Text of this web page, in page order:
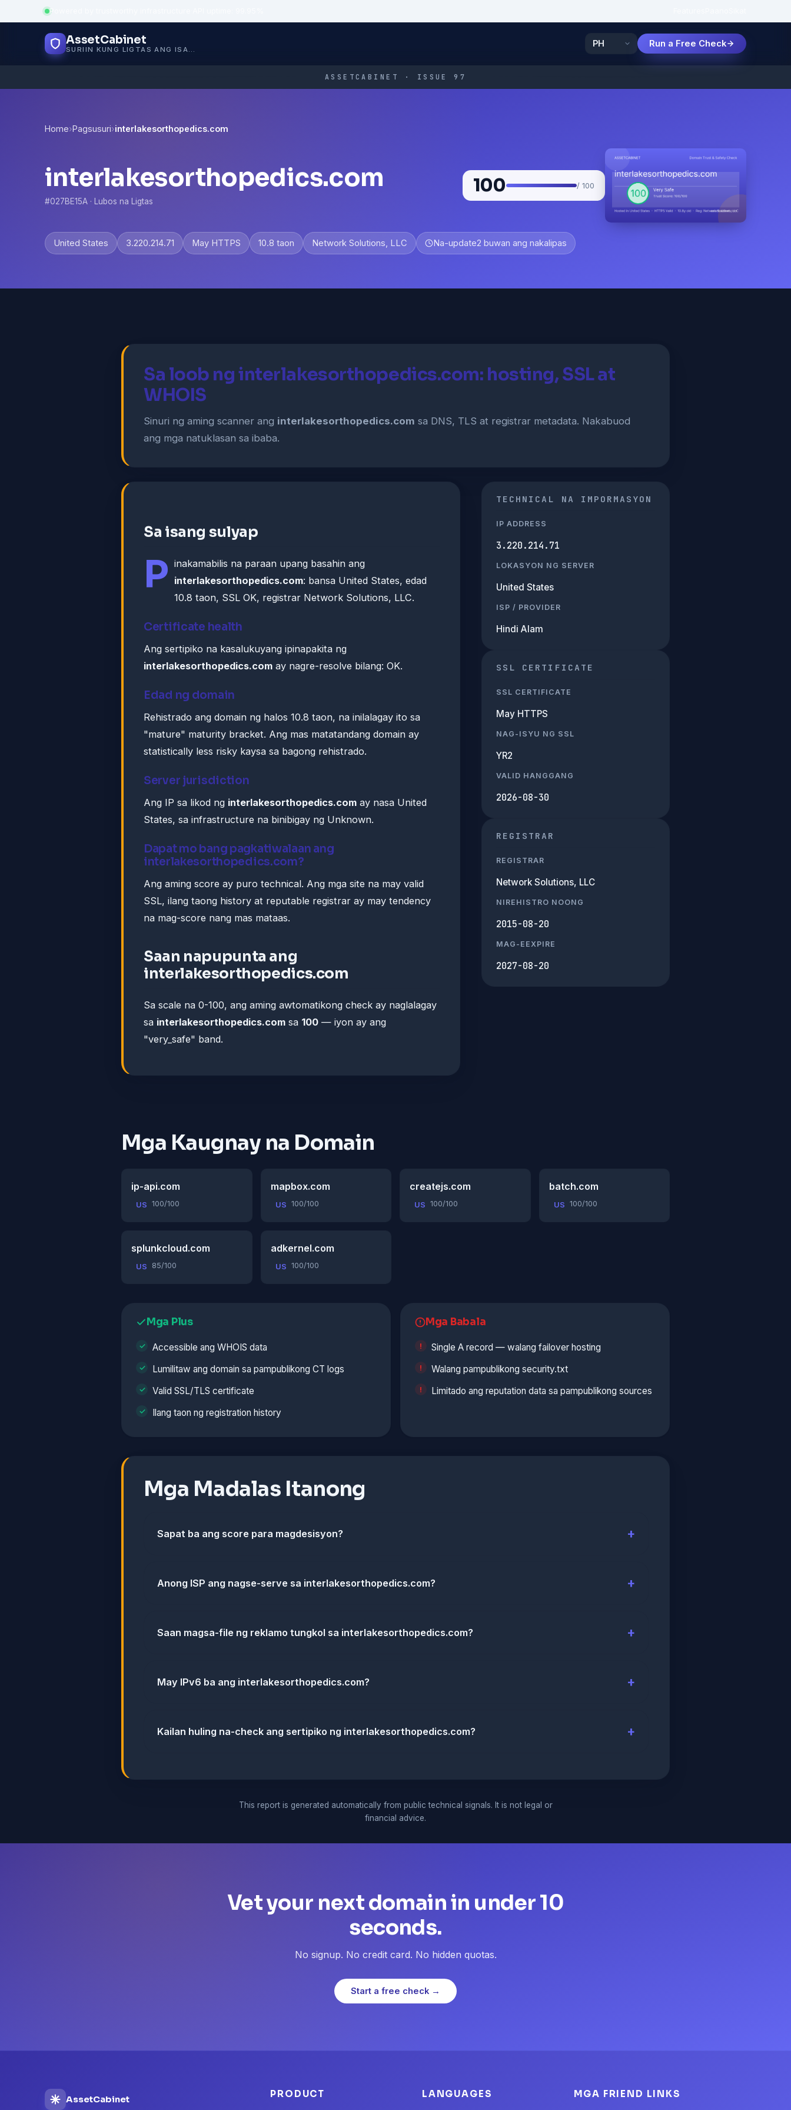
Powered by trustworthy infrastructure
AssetCabinet
SURIIN KUNG LIGTAS ANG ISANG WEBSITE
Run a Free Check
ASSETCABINET · ISSUE 97
Home›Pagsusuri›interlakesorthopedics.com
interlakesorthopedics.com
#027BE15A · Lubos na Ligtas
100 / 100
United States 3.220.214.71 May HTTPS 10.8 taon Network Solutions, LLC Na-update2 buwan ang nakalipas
Sa loob ng interlakesorthopedics.com: hosting, SSL at
WHOIS
Sinuri ng aming scanner ang interlakesorthopedics.com sa DNS, TLS at registrar metadata. Nakabuod
ang mga natuklasan sa ibaba.
Sa isang sulyap
P inakamabilis na paraan upang basahin ang
interlakesorthopedics.com: bansa United States, edad
10.8 taon, SSL OK, registrar Network Solutions, LLC.
Certificate health
Ang sertipiko na kasalukuyang ipinapakita ng
interlakesorthopedics.com ay nagre-resolve bilang: OK.
Edad ng domain
Rehistrado ang domain ng halos 10.8 taon, na inilalagay ito sa
"mature" maturity bracket. Ang mas matatandang domain ay
statistically less risky kaysa sa bagong rehistrado.
Server jurisdiction
Ang IP sa likod ng interlakesorthopedics.com ay nasa United
States, sa infrastructure na binibigay ng Unknown.
Dapat mo bang pagkatiwalaan ang
interlakesorthopedics.com?
Ang aming score ay puro technical. Ang mga site na may valid
SSL, ilang taong history at reputable registrar ay may tendency
na mag-score nang mas mataas.
Saan napupunta ang
interlakesorthopedics.com
Sa scale na 0-100, ang aming awtomatikong check ay naglalagay
sa interlakesorthopedics.com sa 100 — iyon ay ang
"very_safe" band.
TECHNICAL NA IMPORMASYON
IP ADDRESS
3.220.214.71
LOKASYON NG SERVER
United States
ISP / PROVIDER
Hindi Alam
SSL CERTIFICATE
SSL CERTIFICATE
May HTTPS
NAG-ISYU NG SSL
YR2
VALID HANGGANG
2026-08-30
REGISTRAR
REGISTRAR
Network Solutions, LLC
NIREHISTRO NOONG
2015-08-20
MAG-EEXPIRE
2027-08-20
Mga Kaugnay na Domain
ip-api.com
US 100/100
mapbox.com
US 100/100
createjs.com
US 100/100
batch.com
US 100/100
splunkcloud.com
US 85/100
adkernel.com
US 100/100
Mga Plus
Accessible ang WHOIS data
Lumilitaw ang domain sa pampublikong CT logs
Valid SSL/TLS certificate
Ilang taon ng registration history
Mga Babala
Single A record — walang failover hosting
Walang pampublikong security.txt
Limitado ang reputation data sa pampublikong sources
Mga Madalas Itanong
Sapat ba ang score para magdesisyon?
Anong ISP ang nagse-serve sa interlakesorthopedics.com?
Saan magsa-file ng reklamo tungkol sa interlakesorthopedics.com?
May IPv6 ba ang interlakesorthopedics.com?
Kailan huling na-check ang sertipiko ng interlakesorthopedics.com?
This report is generated automatically from public technical signals. It is not legal or
financial advice.
Vet your next domain in under 10
seconds.
No signup. No credit card. No hidden quotas.
Start a free check →
AssetCabinet PRODUCT LANGUAGES MGA FRIEND LINKS